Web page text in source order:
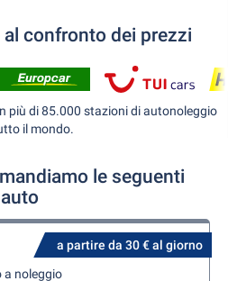
al confronto dei prezzi
più di 85.000 stazioni di autonoleggio
il mondo.
le seguenti
a partire da 30 € al giorno
a noleggio